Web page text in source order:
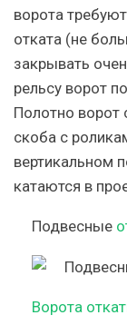
ворота
отката (не
закрывать
рельсу ворот
Полотно ворот
скоба с
вертикальном
катаются в
Подвесные
Ворота